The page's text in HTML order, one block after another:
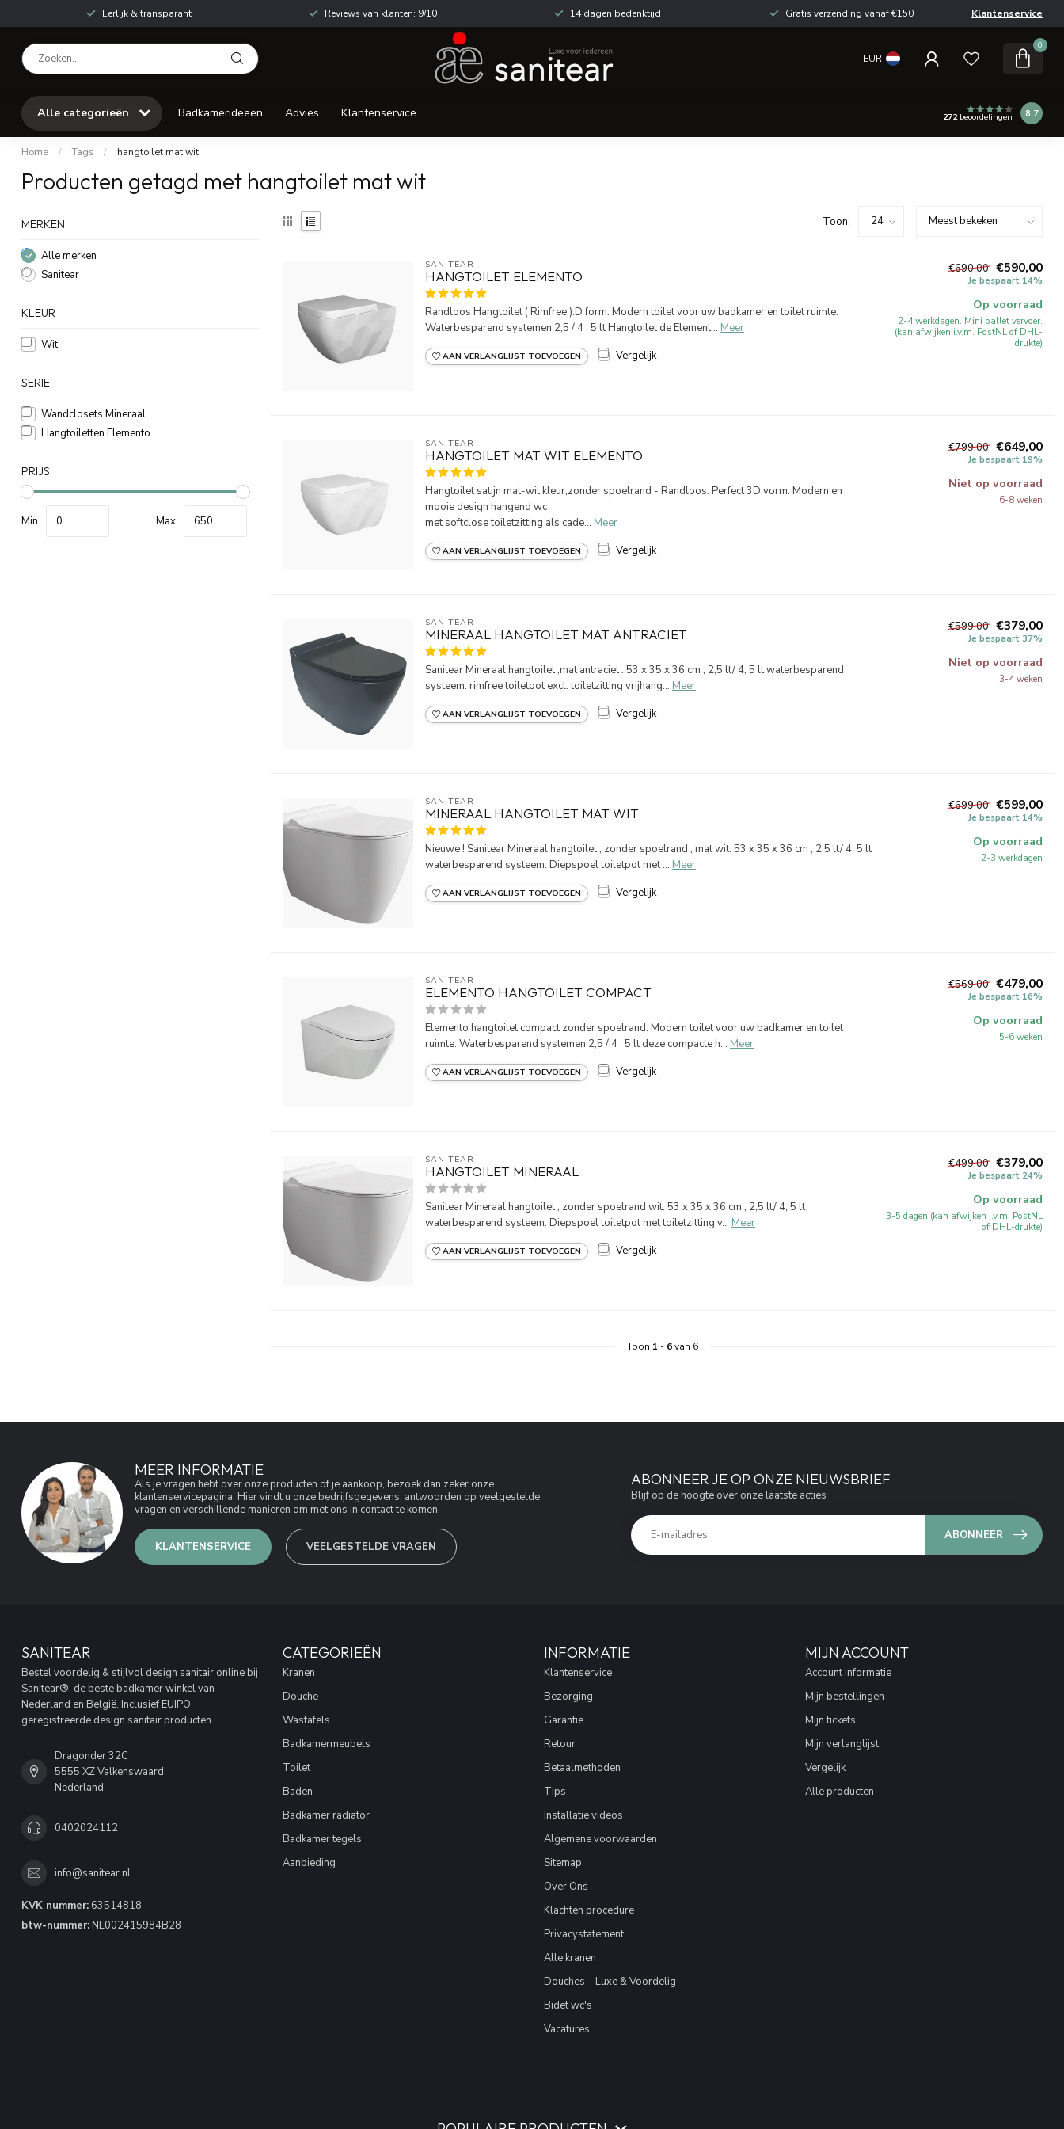
Eerlijk & transparant Reviews van klanten: 9/10 14 dagen bedenktijd Gratis verzending vanaf €150 Klantenservice
EUR
0
Alle categorieën Badkamerideeën Advies Klantenservice 272beoordelingen 8.7
Home / Tags / hangtoilet mat wit
Producten getagd met hangtoilet mat wit
MERKEN
Alle merken
Sanitear
KLEUR
Wit
SERIE
Wandclosets Mineraal
Hangtoiletten Elemento
PRIJS
Min Max
Toon:
SANITEAR
HANGTOILET ELEMENTO
Randloos Hangtoilet ( Rimfree ).D form. Modern toilet voor uw badkamer en toilet ruimte.
Waterbesparend systemen 2,5 / 4 , 5 lt Hangtoilet de Element... Meer
AAN VERLANGLIJST TOEVOEGEN Vergelijk
€690,00 €590,00
Je bespaart 14%
Op voorraad
2-4 werkdagen. Mini pallet vervoer.
(kan afwijken i.v.m. PostNL of DHL-
drukte)
SANITEAR
HANGTOILET MAT WIT ELEMENTO
Hangtoilet satijn mat-wit kleur,zonder spoelrand - Randloos. Perfect 3D vorm. Modern en
mooie design hangend wc
met softclose toiletzitting als cade... Meer
AAN VERLANGLIJST TOEVOEGEN Vergelijk
€799,00 €649,00
Je bespaart 19%
Niet op voorraad
6-8 weken
SANITEAR
MINERAAL HANGTOILET MAT ANTRACIET
Sanitear Mineraal hangtoilet ,mat antraciet . 53 x 35 x 36 cm , 2,5 lt/ 4, 5 lt waterbesparend
systeem. rimfree toiletpot excl. toiletzitting vrijhang... Meer
AAN VERLANGLIJST TOEVOEGEN Vergelijk
€599,00 €379,00
Je bespaart 37%
Niet op voorraad
3-4 weken
SANITEAR
MINERAAL HANGTOILET MAT WIT
Nieuwe ! Sanitear Mineraal hangtoilet , zonder spoelrand , mat wit. 53 x 35 x 36 cm , 2,5 lt/ 4, 5 lt
waterbesparend systeem. Diepspoel toiletpot met ... Meer
AAN VERLANGLIJST TOEVOEGEN Vergelijk
€699,00 €599,00
Je bespaart 14%
Op voorraad
2-3 werkdagen
SANITEAR
ELEMENTO HANGTOILET COMPACT
Elemento hangtoilet compact zonder spoelrand. Modern toilet voor uw badkamer en toilet
ruimte. Waterbesparend systemen 2,5 / 4 , 5 lt deze compacte h... Meer
AAN VERLANGLIJST TOEVOEGEN Vergelijk
€569,00 €479,00
Je bespaart 16%
Op voorraad
5-6 weken
SANITEAR
HANGTOILET MINERAAL
Sanitear Mineraal hangtoilet , zonder spoelrand wit. 53 x 35 x 36 cm , 2,5 lt/ 4, 5 lt
waterbesparend systeem. Diepspoel toiletpot met toiletzitting v... Meer
AAN VERLANGLIJST TOEVOEGEN Vergelijk
€499,00 €379,00
Je bespaart 24%
Op voorraad
3-5 dagen (kan afwijken i.v.m. PostNL
of DHL-drukte)
Toon 1 - 6van 6
MEER INFORMATIE
Als je vragen hebt over onze producten of je aankoop, bezoek dan zeker onze
klantenservicepagina. Hier vindt u onze bedrijfsgegevens, antwoorden op veelgestelde
vragen en verschillende manieren om met ons in contact te komen.
KLANTENSERVICE VEELGESTELDE VRAGEN
ABONNEER JE OP ONZE NIEUWSBRIEF
Blijf op de hoogte over onze laatste acties
ABONNEER
SANITEAR
Bestel voordelig & stijlvol design sanitair online bij
Sanitear®, de beste badkamer winkel van
Nederland en België. Inclusief EUIPO
geregistreerde design sanitair producten.
Dragonder 32C
5555 XZ Valkenswaard
Nederland
0402024112
info@sanitear.nl
KVK nummer: 63514818
btw-nummer: NL002415984B28
CATEGORIEËN
Kranen
Douche
Wastafels
Badkamermeubels
Toilet
Baden
Badkamer radiator
Badkamer tegels
Aanbieding
INFORMATIE
Klantenservice
Bezorging
Garantie
Retour
Betaalmethoden
Tips
Installatie videos
Algemene voorwaarden
Sitemap
Over Ons
Klachten procedure
Privacystatement
Alle kranen
Douches – Luxe & Voordelig
Bidet wc's
Vacatures
MIJN ACCOUNT
Account informatie
Mijn bestellingen
Mijn tickets
Mijn verlanglijst
Vergelijk
Alle producten